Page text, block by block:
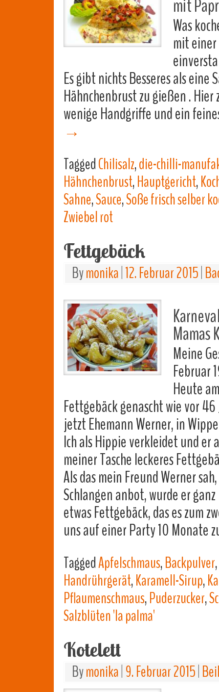
mit
Was
mit
Es gibt nichts Besseres als eine
Hähnchenbrust zu gießen .
wenige Handgriffe und ein
→
TaggedChilisalz,die-chilli-
Hähnchenbrust,Hauptgericht,
Sahne,Sauce,Soße frisch selber
Zwiebel rot
Fettgebäck
Bymonika 12. Februar 2015
Mamas
Meine
Februar
Heute
Fettgebäck genascht wie vor
jetzt Ehemann Werner, in
Ich als Hippie verkleidet und er
meiner Tasche leckeres
Als das mein Freund Werner
Schlangen anbot, wurde er
etwas Fettgebäck, das es zum
uns auf einer Party 10
TaggedApfelschmaus,Backpulver,
Handrührgerät,Karamell-Sirup,
Pflaumenschmaus,Puderzucker,
Salzblüten 'la palma'
Kotelett
Bymonika 9. Februar 2015